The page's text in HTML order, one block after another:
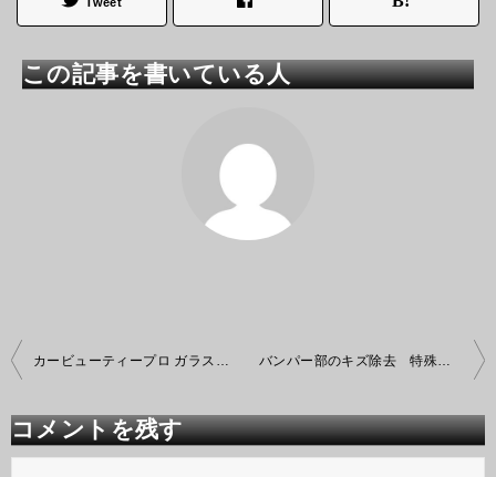
この記事を書いている人
投
稿
ビ
ゲ
ー
カービューティープロ ガラスコーティング バンパー部のキズ除去 特殊研磨作業
コメントを残す